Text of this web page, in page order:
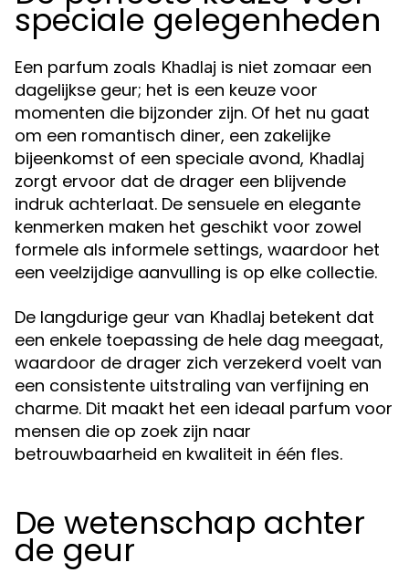
speciale gelegenheden
Een parfum zoals Khadlaj is niet zomaar een
dagelijkse geur; het is een keuze voor
momenten die bijzonder zijn. Of het nu gaat
om een romantisch diner, een zakelijke
bijeenkomst of een speciale avond, Khadlaj
zorgt ervoor dat de drager een blijvende
indruk achterlaat. De sensuele en elegante
kenmerken maken het geschikt voor zowel
formele als informele settings, waardoor het
een veelzijdige aanvulling is op elke collectie.
De langdurige geur van Khadlaj betekent dat
een enkele toepassing de hele dag meegaat,
waardoor de drager zich verzekerd voelt van
een consistente uitstraling van verfijning en
charme. Dit maakt het een ideaal parfum voor
mensen die op zoek zijn naar
betrouwbaarheid en kwaliteit in één fles.
De wetenschap achter
de geur